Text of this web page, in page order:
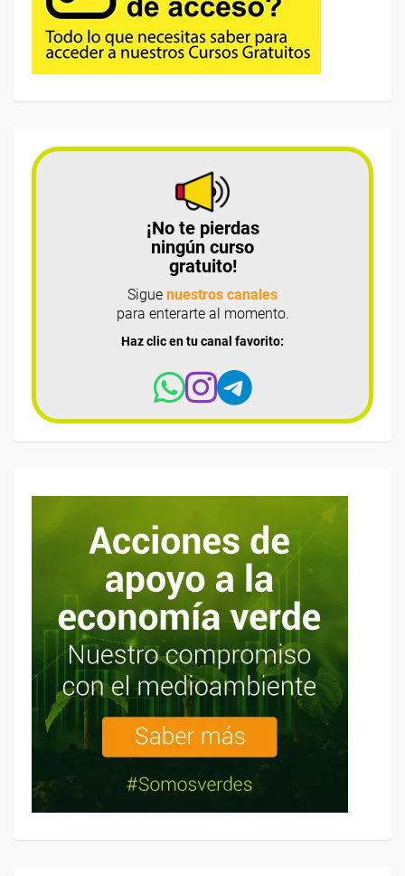
¡No te pierdas
ningún curso
gratuito!
Sigue nuestros canales
para enterarte al momento.
Haz clic en tu canal favorito: